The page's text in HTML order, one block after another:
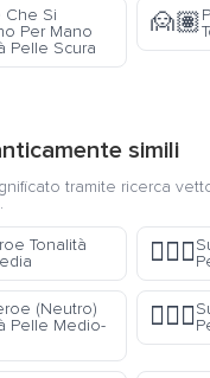
Che Si
Per Mano
Pelle Scura
🙍🏽
simili
tramite ricerca
Tonalità
🦸🏾‍♂️
(Neutro)
Pelle Medio-
🦸🏻‍♂️